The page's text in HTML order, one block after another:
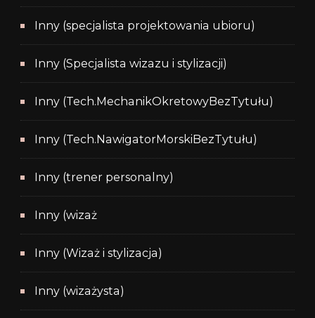
Inny (specjalista projektowania ubioru)
Inny (Specjalista wizazu i stylizacji)
Inny (Tech.MechanikOkretowyBezTytułu)
Inny (Tech.NawigatorMorskiBezTytułu)
Inny (trener personalny)
Inny (wizaż
Inny (Wizaż i stylizacja)
Inny (wizażysta)